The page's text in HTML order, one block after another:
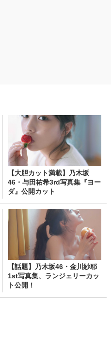
【大胆カット満載】乃木坂
46・与田祐希3rd写真集『ヨー
ダ』公開カット
【話題】乃木坂46・金川紗耶
1st写真集、ランジェリーカッ
ト公開！